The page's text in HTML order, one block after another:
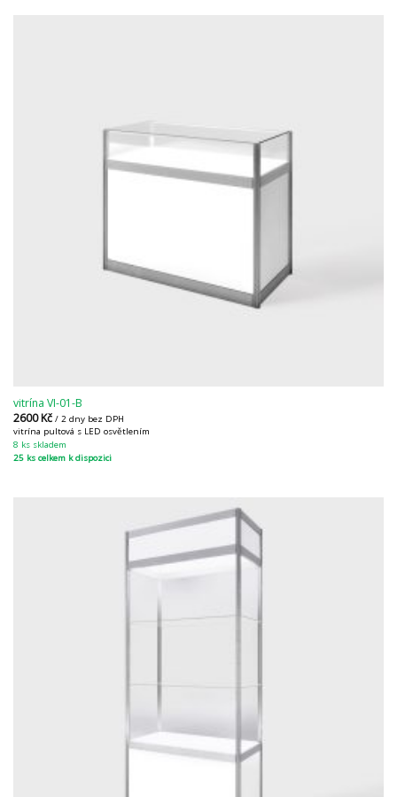
vitrína VI-01-B
2600Kč / 2 dny bez DPH
vitrína pultová s LED osvětlením
8 ks skladem
25 ks celkem k dispozici